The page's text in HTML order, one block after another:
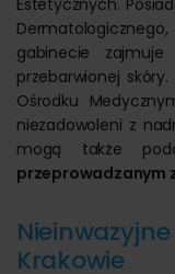
Estetycznych.
gabinecie
przebarwionej
Ośrodku
niezadowoleni z
mogą także
przeprowadzanym
Krakowie